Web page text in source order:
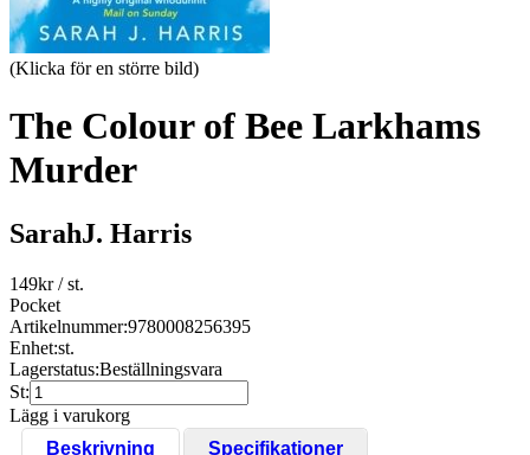
(Klicka för en större bild)
The Colour of Bee Larkhams
Murder
SarahJ. Harris
149kr/ st.
Pocket
Artikelnummer:9780008256395
Enhet:st.
Lagerstatus:Beställningsvara
St:
Lägg i varukorg
Beskrivning
Specifikationer